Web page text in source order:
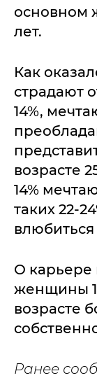
основном
лет.
Как
страдают
14%,
возрасте
14%
таких 22-
О карьере
женщины
возрасте
Ранее